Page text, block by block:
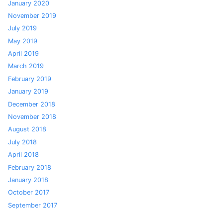
January 2020
November 2019
July 2019
May 2019
April 2019
March 2019
February 2019
January 2019
December 2018
November 2018
August 2018
July 2018
April 2018
February 2018
January 2018
October 2017
September 2017